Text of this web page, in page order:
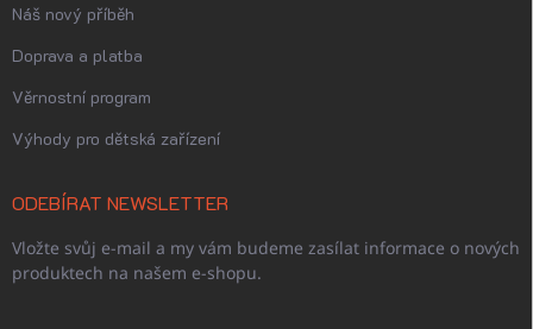
Náš nový příběh
Doprava a platba
Věrnostní program
Výhody pro dětská zařízení
ODEBÍRAT NEWSLETTER
Vložte svůj e-mail a my vám budeme zasílat informace o nových
produktech na našem e-shopu.